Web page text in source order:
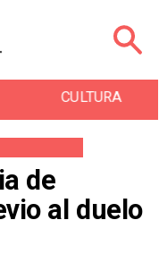
CULTURA
de
al duelo